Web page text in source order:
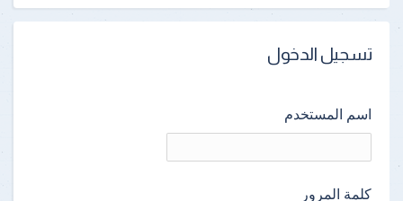
تسجيل الدخول
اسم المستخدم
كلمة المرور